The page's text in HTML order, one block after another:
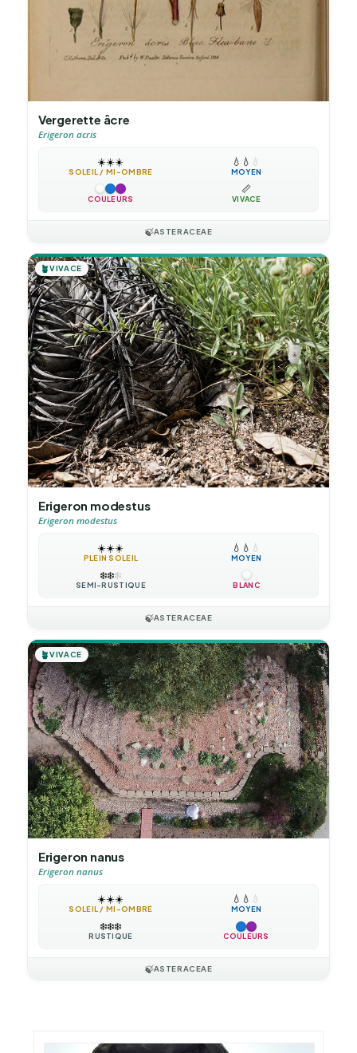
Vergerette âcre
Erigeron acris
☀️☀️☀️
SOLEIL / MI-OMBRE
💧 💧 💧
MOYEN
COULEURS
📏
VIVACE
🍃ASTERACEAE
🪴VIVACE
Erigeron modestus
Erigeron modestus
☀️☀️☀️
PLEIN SOLEIL
💧 💧 💧
MOYEN
❄️❄️❄️
SEMI-RUSTIQUE BLANC
🍃ASTERACEAE
🪴VIVACE
Erigeron nanus
Erigeron nanus
☀️☀️☀️
SOLEIL / MI-OMBRE
💧 💧 💧
MOYEN
❄️❄️❄️
RUSTIQUE COULEURS
🍃ASTERACEAE